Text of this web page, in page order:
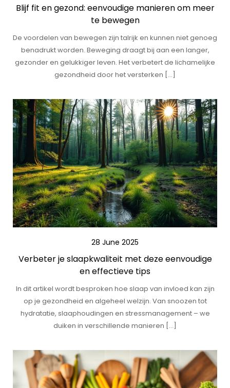
Blijf fit en gezond: eenvoudige manieren om meer
te bewegen
De voordelen van bewegen zijn talrijk en kunnen niet genoeg
benadrukt worden. Beweging draagt bij aan een langer,
gezonder en gelukkiger leven. Het verbetert de lichamelijke
gezondheid door het versterken […]
28 June 2025
Verbeter je slaapkwaliteit met deze eenvoudige
en effectieve tips
In dit artikel wordt besproken hoe slaap van invloed kan zijn
op je gezondheid en algeheel welzijn. Van snoozen tot
hydratatie, slaaphoudingen en stressmanagement – we
duiken in verschillende manieren […]